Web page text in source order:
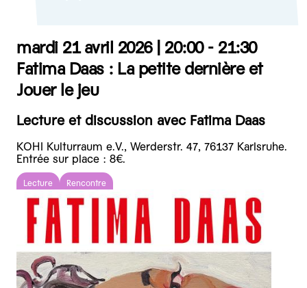
mardi 21 avril 2026 | 20:00 - 21:30
Fatima Daas : La petite dernière et
Jouer le jeu
Lecture et discussion avec Fatima Daas
KOHI Kulturraum e.V., Werderstr. 47, 76137 Karlsruhe.
Entrée sur place : 8€.
Lecture Rencontre